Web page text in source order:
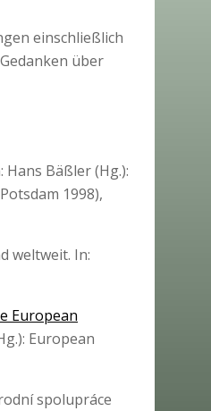
einschließlich
über
Hans Bäßler (Hg.):
1998),
weltweit. In:
European
European
spolupráce